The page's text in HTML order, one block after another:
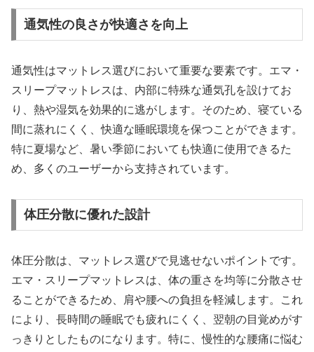
通気性の良さが快適さを向上
通気性はマットレス選びにおいて重要な要素です。エマ・
スリープマットレスは、内部に特殊な通気孔を設けてお
り、熱や湿気を効果的に逃がします。そのため、寝ている
間に蒸れにくく、快適な睡眠環境を保つことができます。
特に夏場など、暑い季節においても快適に使用できるた
め、多くのユーザーから支持されています。
体圧分散に優れた設計
体圧分散は、マットレス選びで見逃せないポイントです。
エマ・スリープマットレスは、体の重さを均等に分散させ
ることができるため、肩や腰への負担を軽減します。これ
により、長時間の睡眠でも疲れにくく、翌朝の目覚めがす
っきりとしたものになります。特に、慢性的な腰痛に悩む